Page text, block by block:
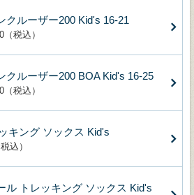
クルーザー200 Kid's 16-21
税込）
クルーザー200 BOA Kid's 16-25
税込）
キング ソックス Kid's
込）
ル トレッキング ソックス Kid's